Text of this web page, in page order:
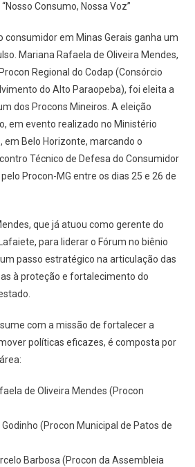
Do
Codap,
Fórum
Consumo, Nossa Voz”
consumidor em Minas Gerais ganha um
Mariana Rafaela de Oliveira Mendes,
Regional do Codap (Consórcio
do Alto Paraopeba), foi eleita a
dos Procons Mineiros. A eleição
em evento realizado no Ministério
em Belo Horizonte, marcando o
Técnico de Defesa do Consumidor
Procon-MG entre os dias 25 e 26 de
que já atuou como gerente do
para liderar o Fórum no biênio
passo estratégico na articulação das
à proteção e fortalecimento do
com a missão de fortalecer a
políticas eficazes, é composta por
de Oliveira Mendes (Procon
(Procon Municipal de Patos de
Barbosa (Procon da Assembleia